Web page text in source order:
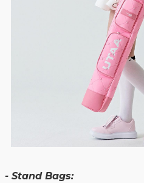
- Stand Bags: